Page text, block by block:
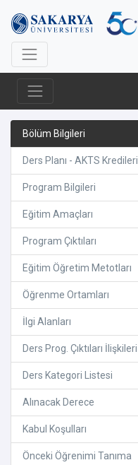
Bölüm Bilgileri
Ders Planı - AKTS Kredileri
Program Bilgileri
Eğitim Amaçları
Program Çıktıları
Eğitim Öğretim Metotları
Öğrenme Ortamları
İlgi Alanları
Ders Prog. Çıktıları İlişkileri
Ders Kategori Listesi
Alınacak Derece
Kabul Koşulları
Önceki Öğrenimi Tanıma